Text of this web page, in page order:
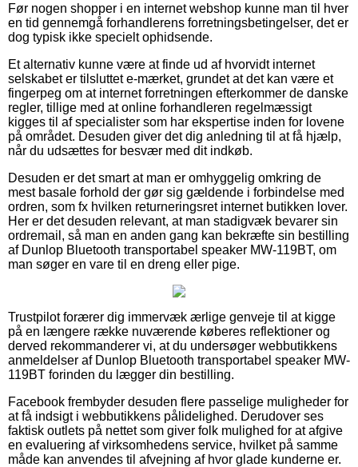
Før nogen shopper i en internet webshop kunne man til hver
en tid gennemgå forhandlerens forretningsbetingelser, det er
dog typisk ikke specielt ophidsende.
Et alternativ kunne være at finde ud af hvorvidt internet
selskabet er tilsluttet e-mærket, grundet at det kan være et
fingerpeg om at internet forretningen efterkommer de danske
regler, tillige med at online forhandleren regelmæssigt
kigges til af specialister som har ekspertise inden for lovene
på området. Desuden giver det dig anledning til at få hjælp,
når du udsættes for besvær med dit indkøb.
Desuden er det smart at man er omhyggelig omkring de
mest basale forhold der gør sig gældende i forbindelse med
ordren, som fx hvilken returneringsret internet butikken lover.
Her er det desuden relevant, at man stadigvæk bevarer sin
ordremail, så man en anden gang kan bekræfte sin bestilling
af Dunlop Bluetooth transportabel speaker MW-119BT, om
man søger en vare til en dreng eller pige.
Trustpilot forærer dig immervæk ærlige genveje til at kigge
på en længere række nuværende køberes reflektioner og
derved rekommanderer vi, at du undersøger webbutikkens
anmeldelser af Dunlop Bluetooth transportabel speaker MW-
119BT forinden du lægger din bestilling.
Facebook frembyder desuden flere passelige muligheder for
at få indsigt i webbutikkens pålidelighed. Derudover ses
faktisk outlets på nettet som giver folk mulighed for at afgive
en evaluering af virksomhedens service, hvilket på samme
måde kan anvendes til afvejning af hvor glade kunderne er.